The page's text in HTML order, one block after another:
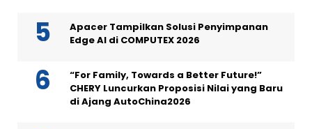
Apacer Tampilkan Solusi Penyimpanan
Edge AI di COMPUTEX 2026
“For Family, Towards a Better Future!”
CHERY Luncurkan Proposisi Nilai yang Baru
di Ajang AutoChina2026